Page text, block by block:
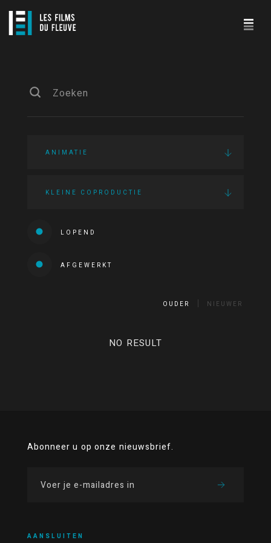
ANIMATIE
KLEINE COPRODUCTIE
LOPEND
AFGEWERKT
OUDER NIEUWER
NO RESULT
Abonneer u op onze nieuwsbrief.
AANSLUITEN